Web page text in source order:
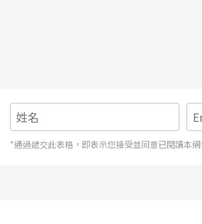
瞭解原來文化生態的主觀看法，
對原住民的音樂文化生態可能就
*通過遞交此表格，即表示您接受並同意已閱讀本